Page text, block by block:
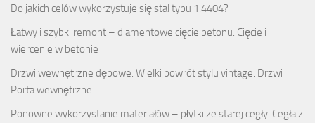
Do jakich celów wykorzystuje się stal typu 1.4404?
Łatwy i szybki remont – diamentowe cięcie betonu. Cięcie i
wiercenie w betonie
Drzwi wewnętrzne dębowe. Wielki powrót stylu vintage. Drzwi
Porta wewnętrzne
Ponowne wykorzystanie materiałów – płytki ze starej cegły. Cegła z